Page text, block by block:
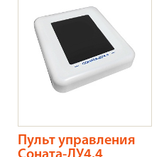
Пульт управления